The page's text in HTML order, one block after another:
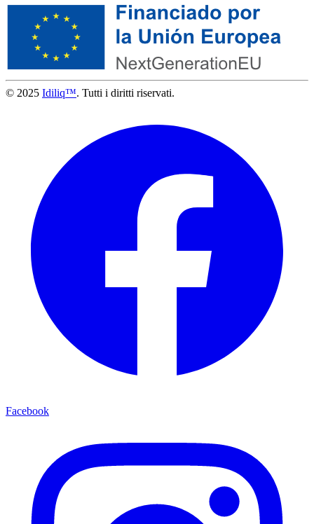
© 2025 Idiliq™. Tutti i diritti riservati.
Facebook